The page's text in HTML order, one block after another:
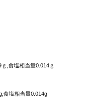
,食塩相当量0.014ｇ
食塩相当量0.014g